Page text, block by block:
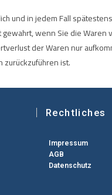
und in jedem Fall
wenn Sie die
der Waren nur
ist.
Rechtliches
Impressum
AGB
Datenschutz